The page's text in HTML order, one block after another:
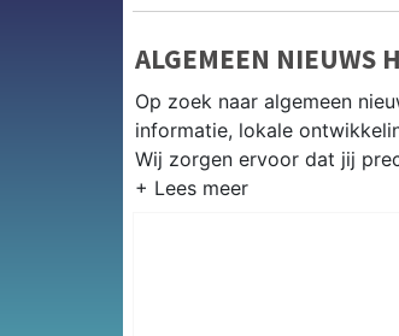
ALGEMEEN NIEUWS
Op zoek naar algemeen
informatie, lokale
Wij zorgen ervoor dat jij